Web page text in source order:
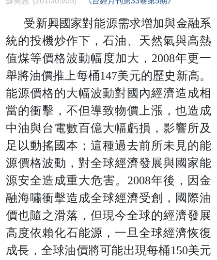
受新興國家對能源需求增加與金融系
統的投機炒作下，石油、天然氣與高熱
值煤等價格波動幅度加大 ， 2008年更一
舉將油價推上每桶147美元的歷史新高。
能源價格的大幅波動對國內經濟造成相
當的衝擊，不但導致物價上漲，也造成
中油與台電數百億大幅虧損，影響所及
足以動搖國本；這種過去前所未見的能
源價格波動，對全球經濟發展與國家能
源安全造成重大危害。 2008年後，因金
融海嘯衝擊造成全球經濟受創，國際油
價也隨之滑落，但現今全球的經濟發展
高度依賴化石能源，一旦全球經濟恢復
成長，全球油價將可能出現每桶150美元